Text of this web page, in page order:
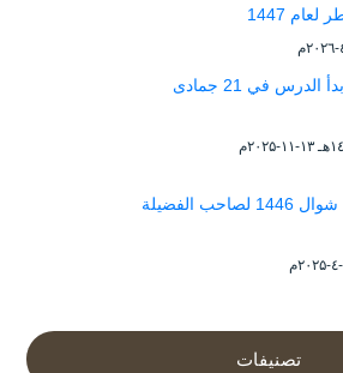
1447
شرح كتاب الداء والدواء بدأ الدرس في 21 جمادى
شرح نواقض الإسلام في شوال 1446 لصاحب الفضيلة
تصنيفات